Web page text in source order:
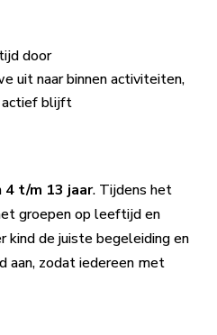
door
uit naar binnen activiteiten,
actief blijft
4 t/m 13 jaar. Tijdens het
groepen op leeftijd en
kind de juiste begeleiding en
aan, zodat iedereen met